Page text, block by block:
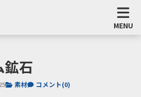
MENU
鉱石
素材 コメント(0)